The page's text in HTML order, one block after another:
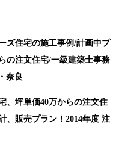
ズ住宅の施工事例/計画中プ
の注文住宅/一級建築士事務
奈良
、坪単価40万からの注文住
、販売プラン！2014年度 注